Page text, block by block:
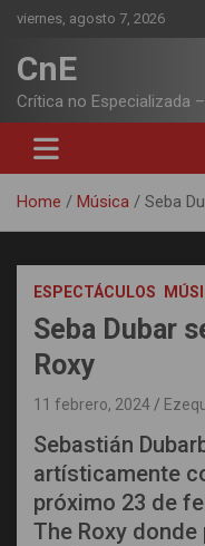
Skip
content
viernes, agosto 7, 2026
CnE
Crítica no Especializada
Home Música Seba
ESPECTÁCULOS
Seba Dubar
Roxy
11 febrero, 2024
Sebastián
artísticamente
próximo 23 de
The Roxy